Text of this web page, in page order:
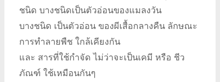
ชนิด บางชนิดเป็นตัวอ่อนของแมลงวัน
บางชนิด เป็นตัวอ่อน ของผีเสื้อกลางคืน ลักษณะ
การทำลายพืช ใกล้เคียงกัน
และ สารที่ใช้กำจัด ไม่ว่าจะเป็นเคมี หรือ ชีว
ภัณฑ์ ใช้เหมือนกันๆ